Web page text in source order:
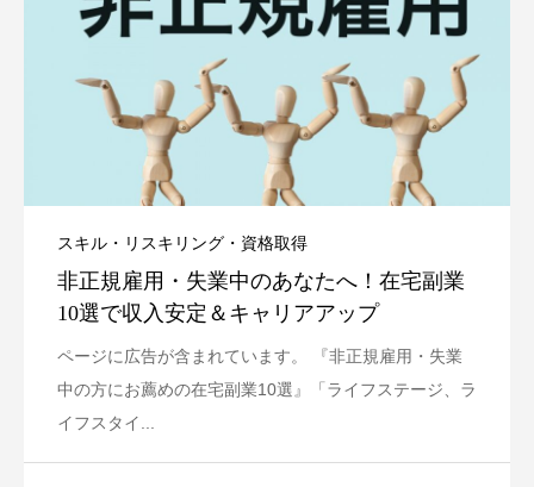
スキル・リスキリング・資格取得
非正規雇用・失業中のあなたへ！在宅副業
10選で収入安定＆キャリアアップ
ページに広告が含まれています。 『非正規雇用・失業
中の方にお薦めの在宅副業10選』「ライフステージ、ラ
イフスタイ...